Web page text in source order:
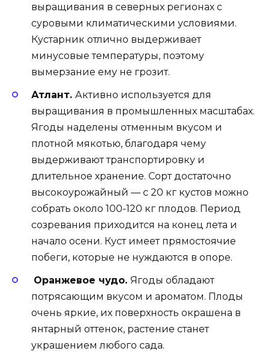
выращивания в северных регионах с
суровыми климатическими условиями.
Кустарник отлично выдерживает
минусовые температуры, поэтому
вымерзание ему не грозит.
Атлант. Активно используется для
выращивания в промышленных масштабах.
Ягоды наделены отменным вкусом и
плотной мякотью, благодаря чему
выдерживают транспортировку и
длительное хранение. Сорт достаточно
высокоурожайный — с 20 кг кустов можно
собрать около 100-120 кг плодов. Период
созревания приходится на конец лета и
начало осени. Куст имеет прямостоячие
побеги, которые не нуждаются в опоре.
Оранжевое чудо. Ягоды обладают
потрясающим вкусом и ароматом. Плоды
очень яркие, их поверхность окрашена в
янтарный оттенок, растение станет
украшением любого сада.